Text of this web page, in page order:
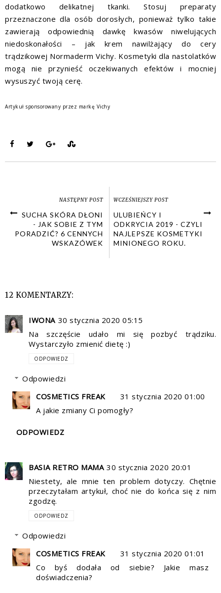
dodatkowo delikatnej tkanki. Stosuj preparaty
przeznaczone dla osób dorosłych, ponieważ tylko takie
zawierają odpowiednią dawkę kwasów niwelujących
niedoskonałości – jak krem nawilżający do cery
trądzikowej Normaderm Vichy. Kosmetyki dla nastolatków
mogą nie przynieść oczekiwanych efektów i mocniej
wysuszyć twoją cerę.
Artykuł sponsorowany przez markę Vichy
NASTĘPNY POST
SUCHA SKÓRA DŁONI
- JAK SOBIE Z TYM
PORADZIĆ? 6 CENNYCH
WSKAZÓWEK
WCZEŚNIEJSZY POST
ULUBIEŃCY I
ODKRYCIA 2019 - CZYLI
NAJLEPSZE KOSMETYKI
MINIONEGO ROKU.
12 KOMENTARZY:
IWONA 30 stycznia 2020 05:15
Na szczęście udało mi się pozbyć trądziku.
Wystarczyło zmienić dietę :)
ODPOWIEDZ
Odpowiedzi
COSMETICS FREAK
31 stycznia 2020 01:00
A jakie zmiany Ci pomogły?
ODPOWIEDZ
BASIA RETRO MAMA 30 stycznia 2020 20:01
Niestety, ale mnie ten problem dotyczy. Chętnie
przeczytałam artykuł, choć nie do końca się z nim
zgodzę.
ODPOWIEDZ
Odpowiedzi
COSMETICS FREAK
31 stycznia 2020 01:01
Co byś dodała od siebie? Jakie masz
doświadczenia?